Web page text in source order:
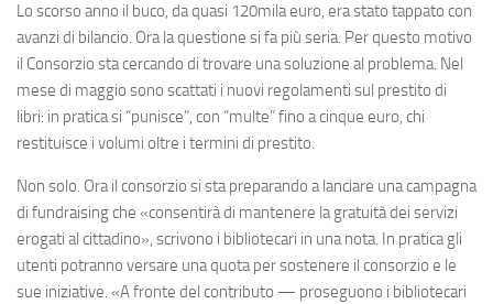
Lo scorso anno il buco, da quasi 120mila euro, era stato tappato con
avanzi di bilancio. Ora la questione si fa più seria. Per questo motivo
il Consorzio sta cercando di trovare una soluzione al problema. Nel
mese di maggio sono scattati i nuovi regolamenti sul prestito di
libri: in pratica si “punisce”, con “multe” fino a cinque euro, chi
restituisce i volumi oltre i termini di prestito.
Non solo. Ora il consorzio si sta preparando a lanciare una campagna
di fundraising che «consentirà di mantenere la gratuità dei servizi
erogati al cittadino», scrivono i bibliotecari in una nota. In pratica gli
utenti potranno versare una quota per sostenere il consorzio e le
sue iniziative. «A fronte del contributo — proseguono i bibliotecari